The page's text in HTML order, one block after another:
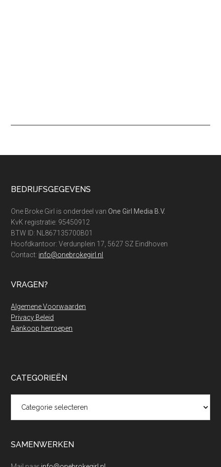
Footer
BEDRIJFSGEGEVENS
One Broke Girl is onderdeel vanOne Girl Media B.V.
KvK registratie: 95450912
BTW ID: NL867135700B01
Hoofdkantoor: Verdunplein 17, 5627 SZ Eindhoven
Contact: info@onebrokegirl.nl
VRAGEN?
Algemene Voorwaarden
Privacy Beleid
Aankoop herroepen
CATEGORIEËN
SAMENWERKEN